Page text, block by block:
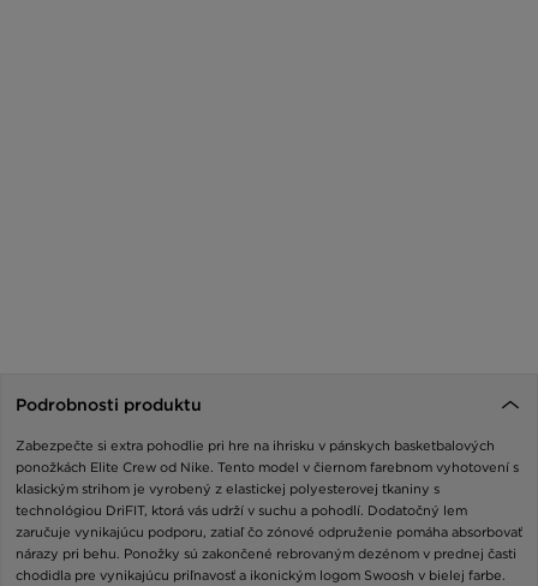
Podrobnosti produktu
Zabezpečte si extra pohodlie pri hre na ihrisku v pánskych basketbalových
ponožkách Elite Crew od Nike. Tento model v čiernom farebnom vyhotovení s
klasickým strihom je vyrobený z elastickej polyesterovej tkaniny s
technológiou DriFIT, ktorá vás udrží v suchu a pohodlí. Dodatočný lem
zaručuje vynikajúcu podporu, zatiaľ čo zónové odpruženie pomáha absorbovať
nárazy pri behu. Ponožky sú zakončené rebrovaným dezénom v prednej časti
chodidla pre vynikajúcu priľnavosť a ikonickým logom Swoosh v bielej farbe.